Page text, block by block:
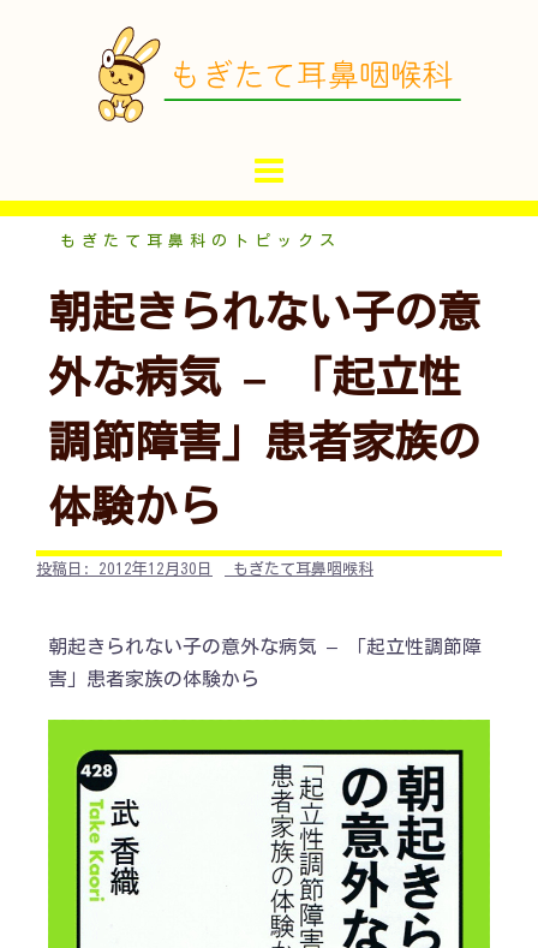
もぎたて耳鼻科のトピックス
朝起きられない子の意
外な病気 – 「起立性
調節障害」患者家族の
体験から
投稿日: 2012年12月30日 もぎたて耳鼻咽喉科
朝起きられない子の意外な病気 – 「起立性調節障
害」患者家族の体験から